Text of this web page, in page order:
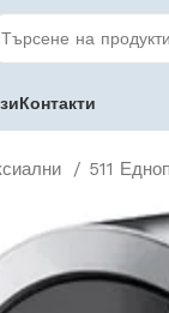
Контакти
511